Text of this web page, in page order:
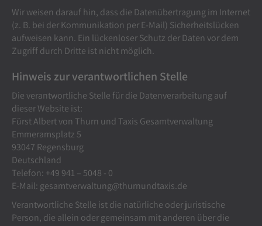
Wir weisen darauf hin, dass die Datenübertragung im Internet
(z. B. bei der Kommunikation per E-Mail) Sicherheitslücken
aufweisen kann. Ein lückenloser Schutz der Daten vor dem
Zugriff durch Dritte ist nicht möglich.
Hinweis zur verantwortlichen Stelle
Die verantwortliche Stelle für die Datenverarbeitung auf
dieser Website ist:
Fürst Albert von Thurn und Taxis Gesamtverwaltung
Emmeramsplatz 5
93047 Regensburg
Deutschland
Telefon: +49 941 – 5048 - 0
E-Mail: gesamtverwaltung@thurnundtaxis.de
Verantwortliche Stelle ist die natürliche oder juristische
Person, die allein oder gemeinsam mit anderen über die